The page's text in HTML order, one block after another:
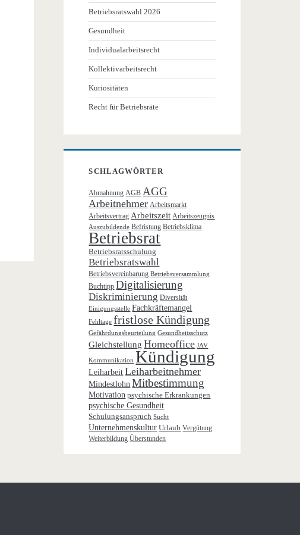
Betriebsratswahl 2026
Gesundheit
Individualarbeitsrecht
Kollektivarbeitsrecht
Kuriositäten
Recht für Betriebsräte
SCHLAGWÖRTER
Abmahnung AGB AGG
Arbeitnehmer Arbeitsmarkt
Arbeitsvertrag Arbeitszeit Arbeitszeugnis
Auszubildende Befristung Betriebsklima
Betriebsrat
Betriebsratsschulung
Betriebsratswahl
Betriebsvereinbarung Betriebsversammlung
Buchtipp Digitalisierung
Diskriminierung Diversität
Einigungsstelle Fachkräftemangel
Fehltage fristlose Kündigung
Gefährdungsbeurteilung Gesundheitsschutz
Gleichstellung Homeoffice JAV
Kommunikation Kündigung
Leiharbeit Leiharbeitnehmer
Mindestlohn Mitbestimmung
Motivation psychische Erkrankungen
psychische Gesundheit
Schulungsanspruch Sucht
Unternehmenskultur Urlaub Vergütung
Weiterbildung Überstunden